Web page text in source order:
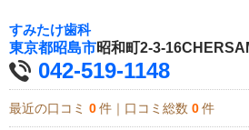
すみたけ歯科
東京都昭島市昭和町2-3-
042-519-1148
最近の口コミ 0 件｜口コミ総数 0 件